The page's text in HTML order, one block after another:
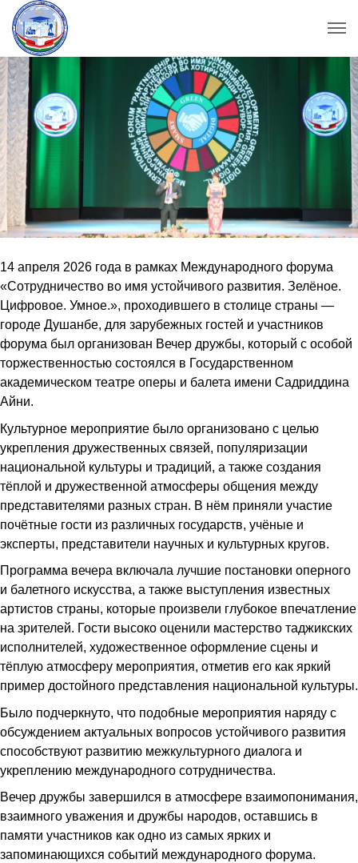
14 апреля 2026 года в рамках Международного форума
«Сотрудничество во имя устойчивого развития. Зелёное.
Цифровое. Умное.», проходившего в столице страны —
городе Душанбе, для зарубежных гостей и участников
форума был организован Вечер дружбы, который с особой
торжественностью состоялся в Государственном
академическом театре оперы и балета имени Садриддина
Айни.
Культурное мероприятие было организовано с целью
укрепления дружественных связей, популяризации
национальной культуры и традиций, а также создания
тёплой и дружественной атмосферы общения между
представителями разных стран. В нём приняли участие
почётные гости из различных государств, учёные и
эксперты, представители научных и культурных кругов.
Программа вечера включала лучшие постановки оперного
и балетного искусства, а также выступления известных
артистов страны, которые произвели глубокое впечатление
на зрителей. Гости высоко оценили мастерство таджикских
исполнителей, художественное оформление сцены и
тёплую атмосферу мероприятия, отметив его как яркий
пример достойного представления национальной культуры.
Было подчеркнуто, что подобные мероприятия наряду с
обсуждением актуальных вопросов устойчивого развития
способствуют развитию межкультурного диалога и
укреплению международного сотрудничества.
Вечер дружбы завершился в атмосфере взаимопонимания,
взаимного уважения и дружбы народов, оставшись в
памяти участников как одно из самых ярких и
запоминающихся событий международного форума.